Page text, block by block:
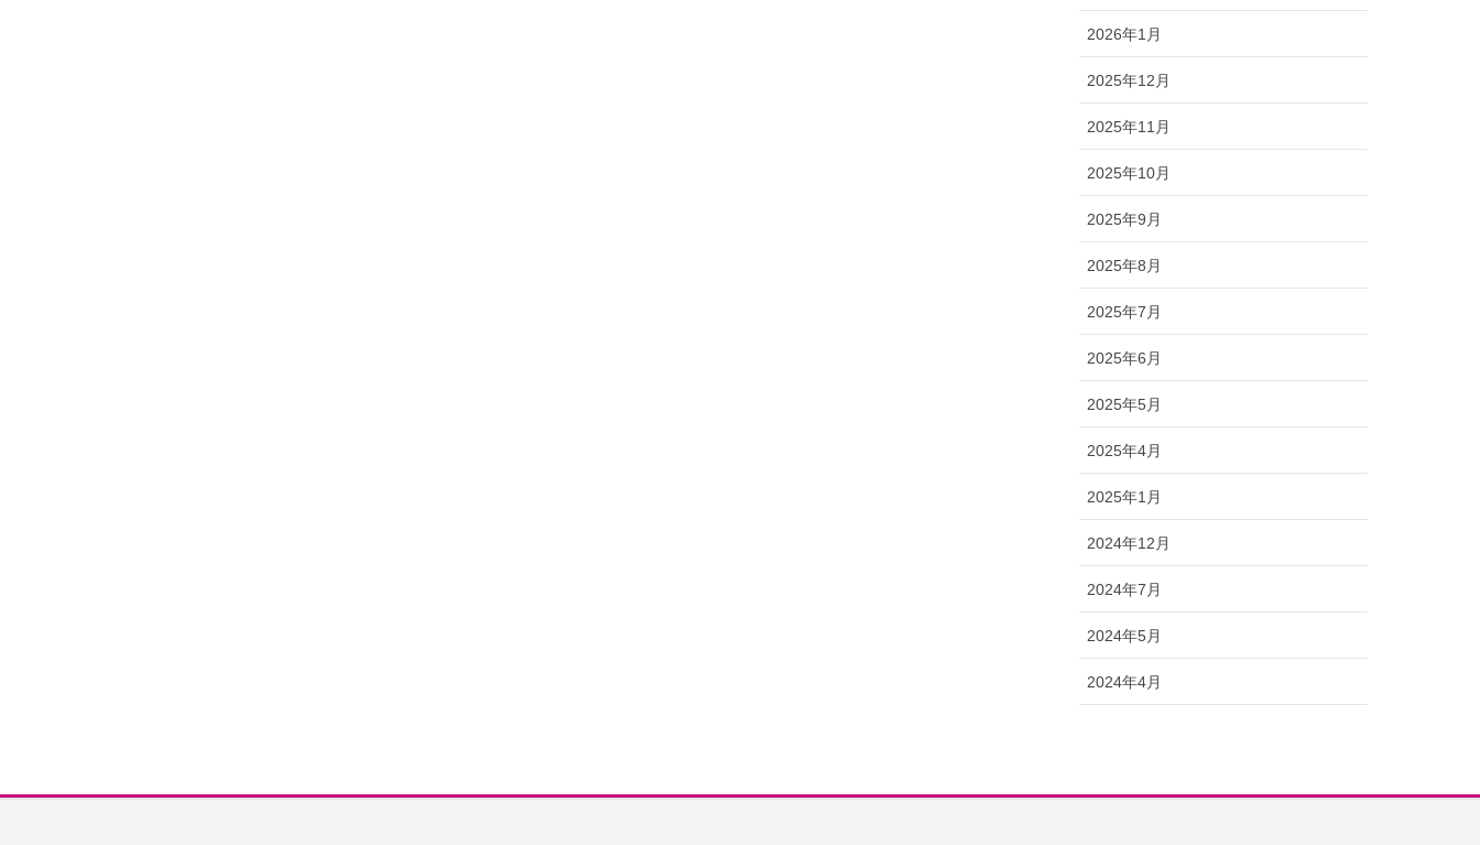
2026年1月
2025年12月
2025年11月
2025年10月
2025年9月
2025年8月
2025年7月
2025年6月
2025年5月
2025年4月
2025年1月
2024年12月
2024年7月
2024年5月
2024年4月